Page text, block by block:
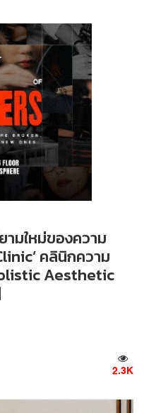
มใหม่ของความ
คลินิกความ
Aesthetic
2.3K